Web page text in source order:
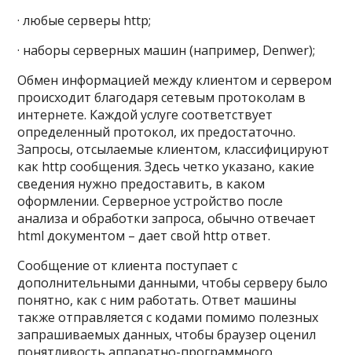
· любые серверы http;
· наборы серверных машин (например, Denwer);
Обмен информацией между клиентом и сервером
происходит благодаря сетевым протоколам в
интернете. Каждой услуге соответствует
определенный протокол, их предостаточно.
Запросы, отсылаемые клиентом, классифицируют
как http сообщения. Здесь четко указано, какие
сведения нужно предоставить, в каком
оформлении. Серверное устройство после
анализа и обработки запроса, обычно отвечает
html документом – дает свой http ответ.
Сообщение от клиента поступает с
дополнительными данными, чтобы серверу было
понятно, как с ним работать. Ответ машины
также отправляется с кодами помимо полезных
запрашиваемых данных, чтобы браузер оценил